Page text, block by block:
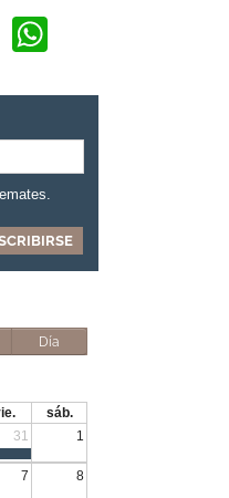
Twitter
Día
sáb.
31 1
7 8